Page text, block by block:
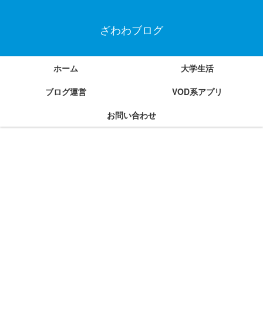
ざわわブログ
ホーム
大学生活
ブログ運営
VOD系アプリ
お問い合わせ